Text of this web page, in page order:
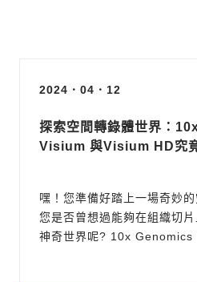
2024．04．12
探索空間轉錄體世界：
Visium 與Visium HD究
嘿！您準備好踏上一場奇妙
您是否曾想過能夠在組織切
神奇世界呢? 10x Genomics 的 Visium Spatial